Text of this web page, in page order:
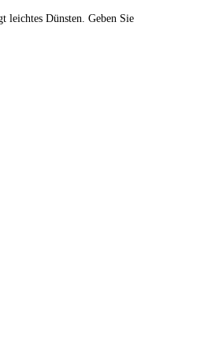
leichtes Dünsten. Geben Sie